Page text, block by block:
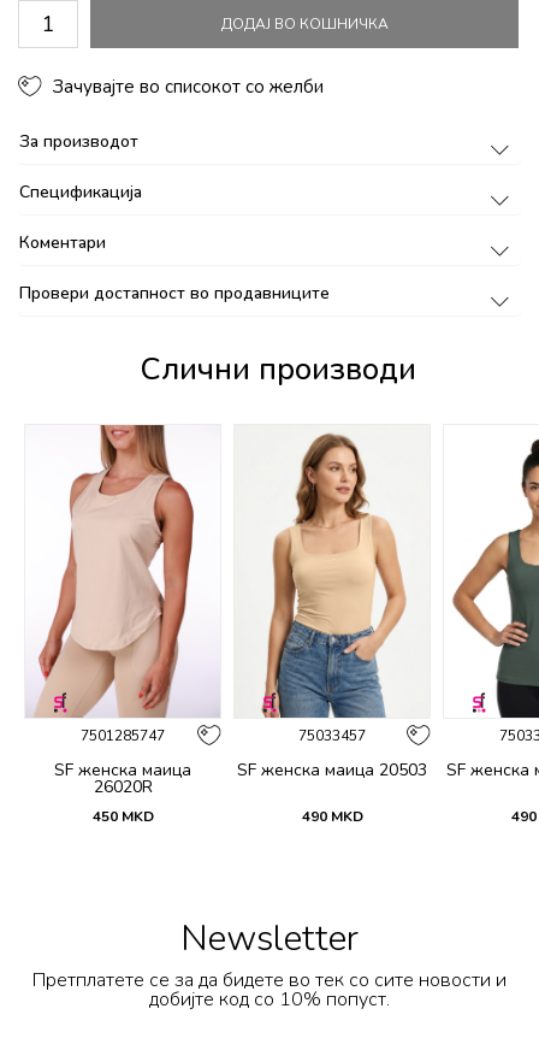
ДОДАЈ ВО КОШНИЧКА
Зачувајте во списокот со желби
За производот
Спецификација
Коментари
Провери достапност во продавниците
Слични производи
7501285747
SF женска маица
26020R
450 MKD
75033457
SF женска маица 20503
490 MKD
SF женска
490
Newsletter
Претплатете се за да бидете во тек со сите новости и
добијте код со 10% попуст.